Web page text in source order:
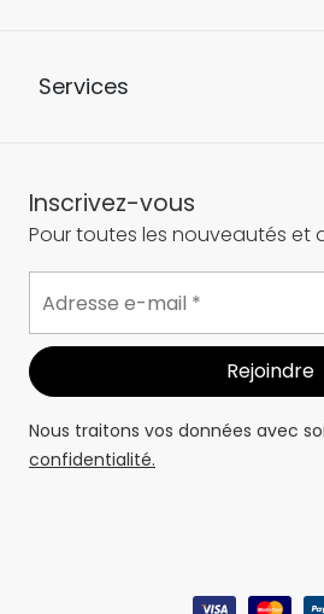
Services
Inscrivez-vous
Pour toutes les nouveautés et
Nous traitons vos données avec
confidentialité.